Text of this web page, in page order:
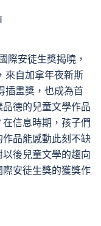
際安徒生獎揭曉，
來自加拿年夜新斯
插畫獎，也成為首
德的兒童文學作品
信息時期，孩子們
品能感動此刻不缺
後兒童文學的趨向
安徒生獎的獲獎作